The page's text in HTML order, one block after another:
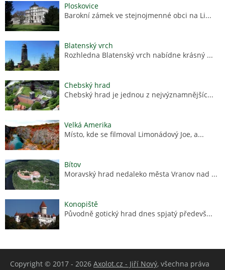
Ploskovice
Barokní zámek ve stejnojmenné obci na Li...
Blatenský vrch
Rozhledna Blatenský vrch nabídne krásný ...
Chebský hrad
Chebský hrad je jednou z nejvýznamnějšíc...
Velká Amerika
Místo, kde se filmoval Limonádový Joe, a...
Bítov
Moravský hrad nedaleko města Vranov nad ...
Konopiště
Původně gotický hrad dnes spjatý předevš...
Copyright © 2017 - 2026 Axolot.cz - Jiří Nový, všechna práva